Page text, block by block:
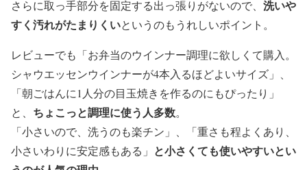
さらに取っ手部分を固定する出っ張りがないので、 洗いや
すく汚れがたまりくいというのもうれしいポイント。
レビューでも「お弁当のウインナー調理に欲しくて購入。
シャウエッセンウインナーが4本入るほどよいサイズ」、
「朝ごはんに1人分の目玉焼きを作るのにもぴったり」
と、 ちょこっと調理に使う人多数。
「小さいので、洗うのも楽チン」、「重さも程よくあり、
小さいわりに安定感もある」 と小さくても使いやすいとい